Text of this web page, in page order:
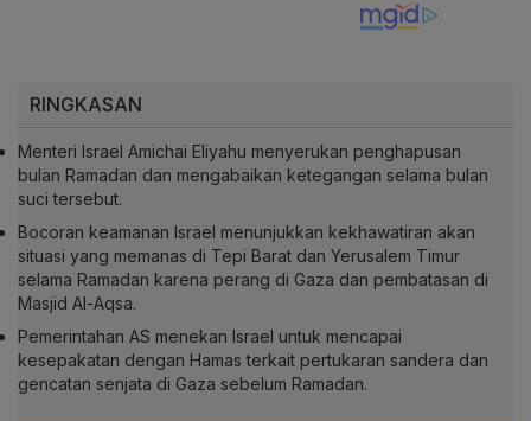
RINGKASAN
Menteri Israel Amichai Eliyahu menyerukan penghapusan
bulan Ramadan dan mengabaikan ketegangan selama bulan
suci tersebut.
Bocoran keamanan Israel menunjukkan kekhawatiran akan
situasi yang memanas di Tepi Barat dan Yerusalem Timur
selama Ramadan karena perang di Gaza dan pembatasan di
Masjid Al-Aqsa.
Pemerintahan AS menekan Israel untuk mencapai
kesepakatan dengan Hamas terkait pertukaran sandera dan
gencatan senjata di Gaza sebelum Ramadan.